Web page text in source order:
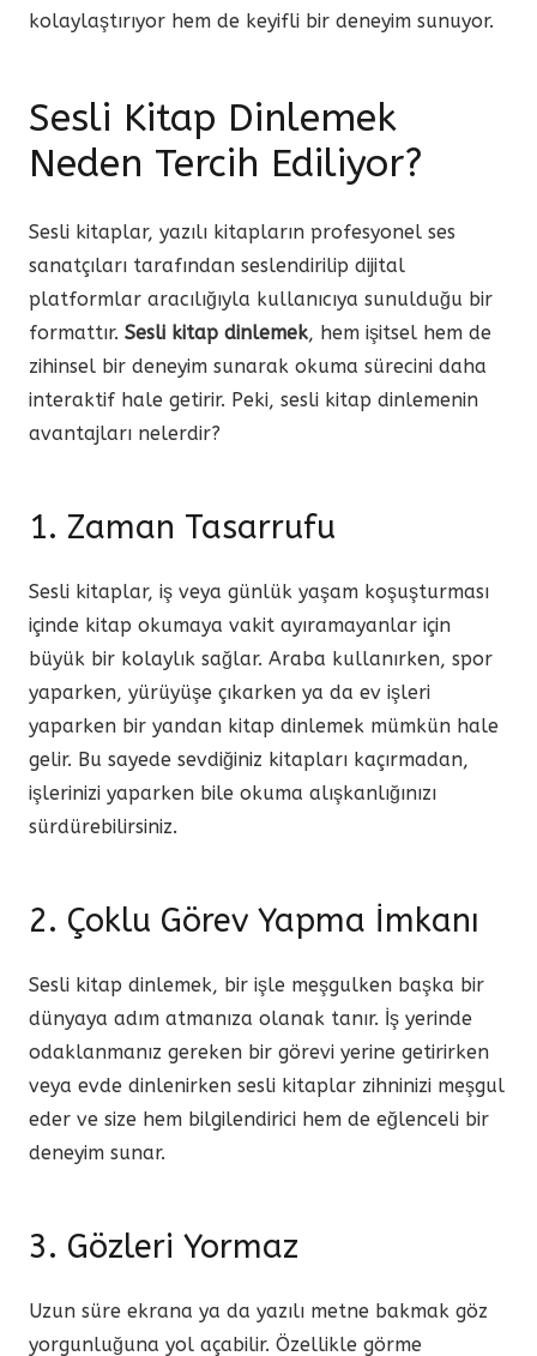
kolaylaştırıyor hem de keyifli bir deneyim sunuyor.
Sesli Kitap Dinlemek
Neden Tercih Ediliyor?
Sesli kitaplar, yazılı kitapların profesyonel ses
sanatçıları tarafından seslendirilip dijital
platformlar aracılığıyla kullanıcıya sunulduğu bir
formattır. Sesli kitap dinlemek, hem işitsel hem de
zihinsel bir deneyim sunarak okuma sürecini daha
interaktif hale getirir. Peki, sesli kitap dinlemenin
avantajları nelerdir?
1. Zaman Tasarrufu
Sesli kitaplar, iş veya günlük yaşam koşuşturması
içinde kitap okumaya vakit ayıramayanlar için
büyük bir kolaylık sağlar. Araba kullanırken, spor
yaparken, yürüyüşe çıkarken ya da ev işleri
yaparken bir yandan kitap dinlemek mümkün hale
gelir. Bu sayede sevdiğiniz kitapları kaçırmadan,
işlerinizi yaparken bile okuma alışkanlığınızı
sürdürebilirsiniz.
2. Çoklu Görev Yapma İmkanı
Sesli kitap dinlemek, bir işle meşgulken başka bir
dünyaya adım atmanıza olanak tanır. İş yerinde
odaklanmanız gereken bir görevi yerine getirirken
veya evde dinlenirken sesli kitaplar zihninizi meşgul
eder ve size hem bilgilendirici hem de eğlenceli bir
deneyim sunar.
3. Gözleri Yormaz
Uzun süre ekrana ya da yazılı metne bakmak göz
yorgunluğuna yol açabilir. Özellikle görme